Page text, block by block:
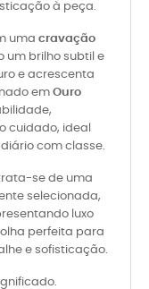
à peça.
uma cravação
um brilho subtil e
e acrescenta
em Ouro
cuidado, ideal
com classe.
se de uma
selecionada,
luxo
perfeita para
e sofisticação.